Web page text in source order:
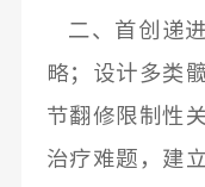
二、首创递
略；设计多类
节翻修限制性
治疗难题，建